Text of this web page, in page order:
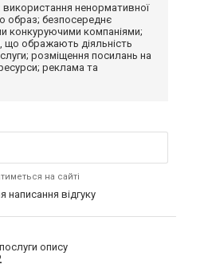
використання ненормативної
образ; безпосереднє
конкуруючими компаніями;
що ображають діяльність
розміщення посилань на
реклама та
на сайті
написання відгуку
опису